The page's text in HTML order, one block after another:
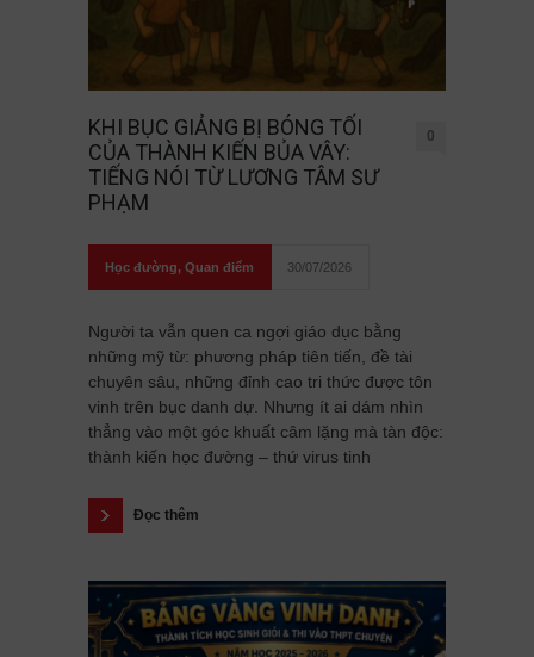
KHI BỤC GIẢNG BỊ BÓNG TỐI
CỦA THÀNH KIẾN BỦA VÂY:
TIẾNG NÓI TỪ LƯƠNG TÂM SƯ
PHẠM
0
Học đường, Quan điểm 30/07/2026
Người ta vẫn quen ca ngợi giáo dục bằng
những mỹ từ: phương pháp tiên tiến, đề tài
chuyên sâu, những đỉnh cao tri thức được tôn
vinh trên bục danh dự. Nhưng ít ai dám nhìn
thẳng vào một góc khuất câm lặng mà tàn độc:
thành kiến học đường – thứ virus tinh
Đọc thêm